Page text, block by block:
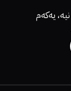
یەکەم